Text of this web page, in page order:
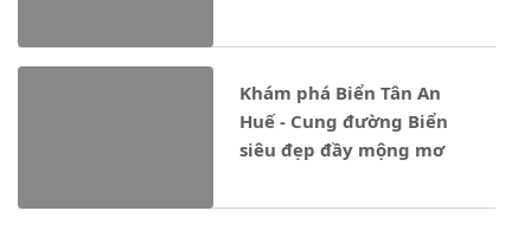
Khám phá Biển Tân An
Huế - Cung đường Biển
siêu đẹp đầy mộng mơ